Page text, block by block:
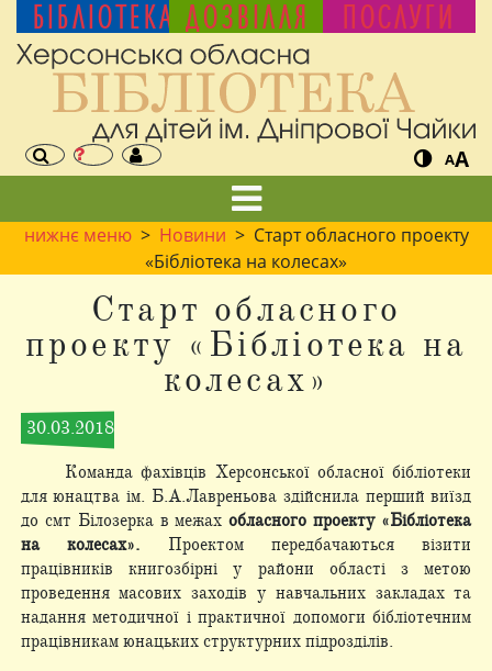
БІБЛІОТЕКА ДОЗВІЛЛЯ ПОСЛУГИ
AA
нижнє меню> Новини > Старт обласного проекту
«Бібліотека на колесах»
Старт обласного
проекту «Бібліотека на
колесах»
30.03.2018
Команда фахівців Херсонської обласної бібліотеки
для юнацтва ім. Б.А.Лавреньова здійснила перший виїзд
до смт Білозерка в межахобласного проекту «Бібліотека
на колесах». Проектом передбачаються візити
працівників книгозбірні у райони області з метою
проведення масових заходів у навчальних закладах та
надання методичної і практичної допомоги бібліотечним
працівникам юнацьких структурних підрозділів.